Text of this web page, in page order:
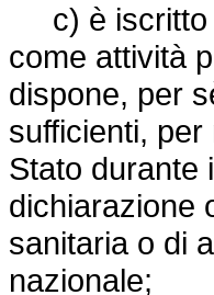
c) è iscritto
come attività
dispone, per
sufficienti,
Stato durante
dichiarazione
sanitaria o di
nazionale;